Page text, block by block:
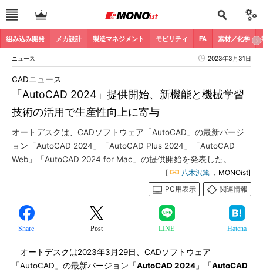
組み込み開発 メカ設計 製造マネジメント モビリティ FA 素材／化学
ニュース 2023年3月31日
「AutoCAD 2024」提供開始、新機能と機械学習
技術の活用で生産性向上に寄与
CADニュース
オートデスクは、CADソフトウェア「AutoCAD」の最新バージ
ョン「AutoCAD 2024」「AutoCAD Plus 2024」「AutoCAD
Web」「AutoCAD 2024 for Mac」の提供開始を発表した。
[ 八木沢篤 ，MONOist]
PC用表示
関連情報
Share Post LINE Hatena
オートデスクは2023年3月29日、CADソフトウェア
「AutoCAD」の最新バージョン「AutoCAD 2024 」「AutoCAD